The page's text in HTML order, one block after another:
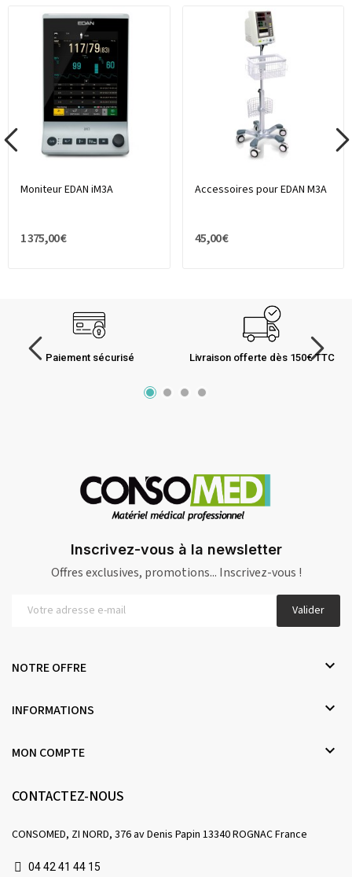
Moniteur EDAN iM3A
1 375,00 €
Accessoires pour EDAN M3A
45,00 €
Paiement sécurisé Livraison offerte dès 150€ TTC
Inscrivez-vous à la newsletter
Offres exclusives, promotions... Inscrivez-vous !
Valider
NOTRE OFFRE 
INFORMATIONS 
MON COMPTE 
CONTACTEZ-NOUS
CONSOMED, ZI NORD, 376 av Denis Papin 13340 ROGNAC France
04 42 41 44 15